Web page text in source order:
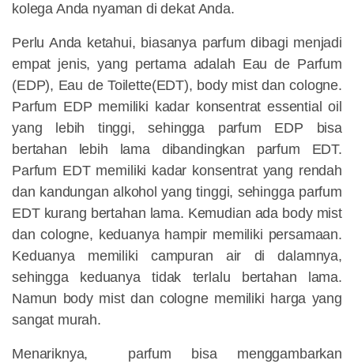
kolega Anda nyaman di dekat Anda.
Perlu Anda ketahui, biasanya parfum dibagi menjadi
empat jenis, yang pertama adalah Eau de Parfum
(EDP), Eau de Toilette(EDT), body mist dan cologne.
Parfum EDP memiliki kadar konsentrat essential oil
yang lebih tinggi, sehingga parfum EDP bisa
bertahan lebih lama dibandingkan parfum EDT.
Parfum EDT memiliki kadar konsentrat yang rendah
dan kandungan alkohol yang tinggi, sehingga parfum
EDT kurang bertahan lama. Kemudian ada body mist
dan cologne, keduanya hampir memiliki persamaan.
Keduanya memiliki campuran air di dalamnya,
sehingga keduanya tidak terlalu bertahan lama.
Namun body mist dan cologne memiliki harga yang
sangat murah.
Menariknya, parfum bisa menggambarkan